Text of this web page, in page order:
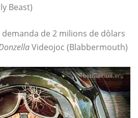
Beast)
de 2 milions de dòlars
Videojoc (Blabbermouth)